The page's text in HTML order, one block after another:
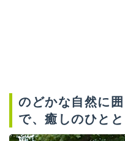
のどかな自然に
で、癒しのひと